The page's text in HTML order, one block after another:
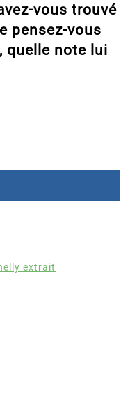
vous trouvé
pensez-vous
quelle note lui
extrait